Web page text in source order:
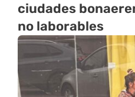
ciudades
no laborables